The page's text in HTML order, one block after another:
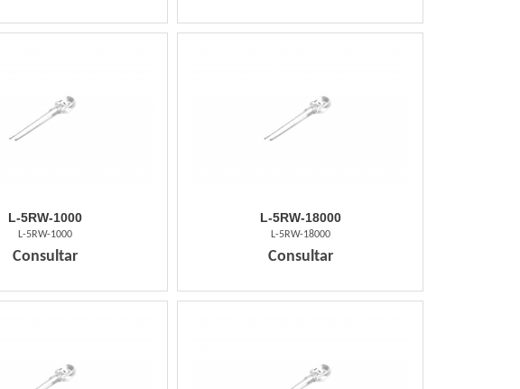
L-5RW-1000
L-5RW-1000
Consultar
L-5RW-18000
L-5RW-18000
Consultar